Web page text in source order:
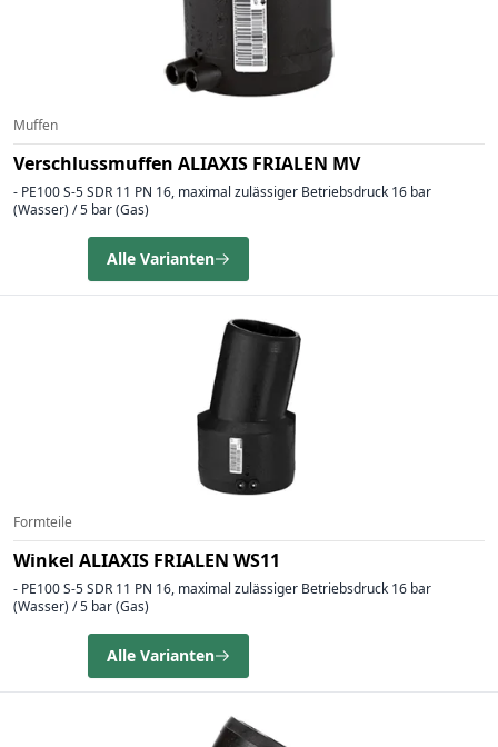
Muffen
Verschlussmuffen ALIAXIS FRIALEN MV
- PE100 S-5 SDR 11 PN 16, maximal zulässiger Betriebsdruck 16 bar
(Wasser) / 5 bar (Gas)
Alle Varianten
Formteile
Winkel ALIAXIS FRIALEN WS11
- PE100 S-5 SDR 11 PN 16, maximal zulässiger Betriebsdruck 16 bar
(Wasser) / 5 bar (Gas)
Alle Varianten